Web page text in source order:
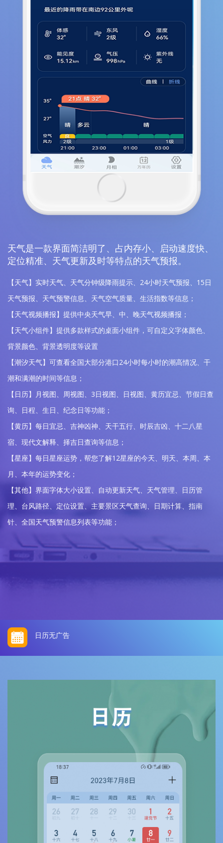
天气是一款界面简洁明了、占内存小、启动速度快、
定位精准、天气更新及时等特点的天气预报。
【天气】实时天气、天气分钟级降雨提示、24小时天气预报、15日
天气预报、天气预警信息、天气空气质量、生活指数等信息；
【天气视频播报】提供中央天气早、中、晚天气视频播报；
【天气小组件】提供多款样式的桌面小组件，可自定义字体颜色、
背景颜色、背景透明度等设置
【潮汐天气】可查看全国大部分港口24小时每小时的潮高情况、干
潮和满潮的时间等信息；
【日历】月视图、周视图、3日视图、日视图、黄历宜忌、节假日查
询、日程、生日、纪念日等功能；
【黄历】每日宜忌、吉神凶神、天干五行、时辰吉凶、十二八星
宿、现代文解释、择吉日查询等信息；
【星座】每日星座运势，帮您了解12星座的今天、明天、本周、本
月、本年的运势变化；
【其他】界面字体大小设置、自动更新天气、天气管理、日历管
理、台风路径、定位设置、主要景区天气查询、日期计算、指南
针、全国天气预警信息列表等功能；
日历无广告